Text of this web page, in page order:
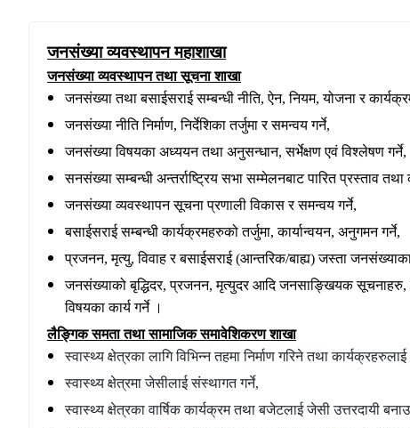
जनसंख्या व्यवस्थापन महाशाखा
जनसंख्या व्यवस्थापन तथा सूचना शाखा
जनसंख्या तथा बसाईसराई सम्बन्धी नीति, ऐन, नियम, योजना र कार्यक्रम
जनसंख्या नीति निर्माण, निर्देशिका तर्जुमा र समन्वय गर्ने,
जनसंख्या विषयका अध्ययन तथा अनुसन्धान, सर्भेक्षण एवं विश्लेषण गर्ने,
सनसंख्या सम्बन्धी अन्तर्राष्ट्रिय सभा सम्मेलनबाट पारित प्रस्ताव तथा
जनसंख्या व्यवस्थापन सूचना प्रणाली विकास र समन्वय गर्ने,
बसाईसराई सम्बन्धी कार्यक्रमहरुको तर्जुमा, कार्यान्वयन, अनुगमन गर्ने,
प्रजनन, मृत्यु, विवाह र बसाईसराई (आन्तरिक/बाह्य) जस्ता
जनसंख्याको बृद्धिदर, प्रजनन, मृत्युदर आदि जनसाङ्खियक सूचनाहरु,
विषयका कार्य गर्ने ।
लैङ्गिक समता तथा सामाजिक समावेशिकरण शाखा
स्वास्थ्य क्षेत्रका लागि विभिन्न तहमा निर्माण गरिने तथा
स्वास्थ्य क्षेत्रमा जेसीलाई संस्थागत गर्ने,
स्वास्थ्य क्षेत्रका वार्षिक कार्यक्रम तथा बजेटलाई जेसी उत्तरदायी